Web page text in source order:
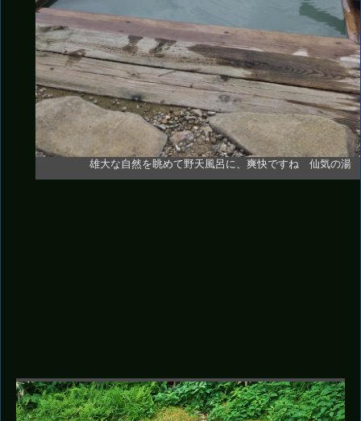
雄大な自然を眺めて野天風呂に、爽快ですね 仙気の湯